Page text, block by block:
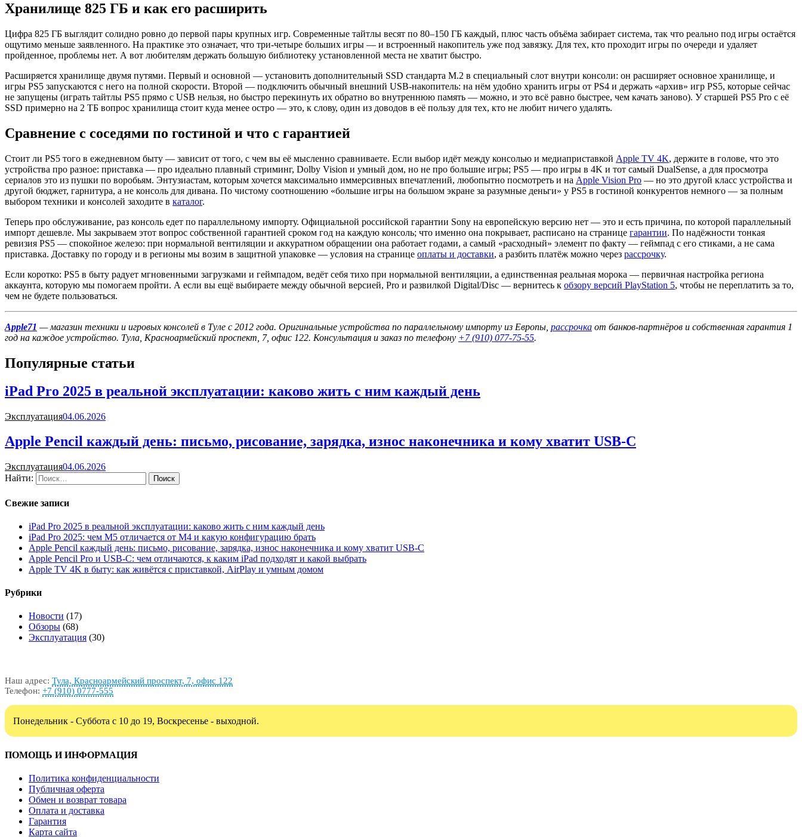
Хранилище 825 ГБ и как его расширить
Цифра 825 ГБ выглядит солидно ровно до первой пары крупных игр. Современные тайтлы весят по 80–150 ГБ каждый, плюс часть объёма забирает система, так что реально под игры остаётся
ощутимо меньше заявленного. На практике это означает, что три-четыре больших игры — и встроенный накопитель уже под завязку. Для тех, кто проходит игры по очереди и удаляет
пройденное, проблемы нет. А вот любителям держать большую библиотеку установленной места не хватит быстро.
Расширяется хранилище двумя путями. Первый и основной — установить дополнительный SSD стандарта M.2 в специальный слот внутри консоли: он расширяет основное хранилище, и
игры PS5 запускаются с него на полной скорости. Второй — подключить обычный внешний USB-накопитель: на нём удобно хранить игры от PS4 и держать «архив» игр PS5, которые сейчас
не запущены (играть тайтлы PS5 прямо с USB нельзя, но быстро перекинуть их обратно во внутреннюю память — можно, и это всё равно быстрее, чем качать заново). У старшей PS5 Pro с её
SSD примерно на 2 ТБ вопрос хранилища стоит куда менее остро — это, к слову, один из доводов в её пользу для тех, кто не любит ничего удалять.
Сравнение с соседями по гостиной и что с гарантией
Стоит ли PS5 того в ежедневном быту — зависит от того, с чем вы её мысленно сравниваете. Если выбор идёт между консолью и медиаприставкой Apple TV 4K, держите в голове, что это
устройства про разное: приставка — про идеально плавный стриминг, Dolby Vision и умный дом, но не про большие игры; PS5 — про игры в 4K и тот самый DualSense, а для просмотра
сериалов это из пушки по воробьям. Энтузиастам, которым хочется максимально иммерсивных впечатлений, любопытно посмотреть и на Apple Vision Pro — но это другой класс устройства и
другой бюджет, гарнитура, а не консоль для дивана. По чистому соотношению «большие игры на большом экране за разумные деньги» у PS5 в гостиной конкурентов немного — за полным
выбором техники и консолей заходите в каталог.
Теперь про обслуживание, раз консоль едет по параллельному импорту. Официальной российской гарантии Sony на европейскую версию нет — это и есть причина, по которой параллельный
импорт дешевле. Мы закрываем этот вопрос собственной гарантией сроком год на каждую консоль; что именно она покрывает, расписано на странице гарантии. По надёжности тонкая
ревизия PS5 — спокойное железо: при нормальной вентиляции и аккуратном обращении она работает годами, а самый «расходный» элемент по факту — геймпад с его стиками, а не сама
приставка. Доставку по городу и в регионы мы возим в защитной упаковке — условия на странице оплаты и доставки, а разбить платёж можно через рассрочку.
Если коротко: PS5 в быту радует мгновенными загрузками и геймпадом, ведёт себя тихо при нормальной вентиляции, а единственная реальная морока — первичная настройка региона
аккаунта, которую мы помогаем пройти. А если вы ещё выбираете между обычной версией, Pro и развилкой Digital/Disc — вернитесь к обзору версий PlayStation 5, чтобы не переплатить за то,
чем не будете пользоваться.
Apple71 — магазин техники и игровых консолей в Туле с 2012 года. Оригинальные устройства по параллельному импорту из Европы, рассрочка от банков-партнёров и собственная гарантия 1
год на каждое устройство. Тула, Красноармейский проспект, 7, офис 122. Консультация и заказ по телефону +7 (910) 077-75-55.
Популярные статьи
iPad Pro 2025 в реальной эксплуатации: каково жить с ним каждый день
Эксплуатация04.06.2026
Apple Pencil каждый день: письмо, рисование, зарядка, износ наконечника и кому хватит USB-C
Эксплуатация04.06.2026
Найти:
Свежие записи
iPad Pro 2025 в реальной эксплуатации: каково жить с ним каждый день
iPad Pro 2025: чем M5 отличается от M4 и какую конфигурацию брать
Apple Pencil каждый день: письмо, рисование, зарядка, износ наконечника и кому хватит USB-C
Apple Pencil Pro и USB-C: чем отличаются, к каким iPad подходят и какой выбрать
Apple TV 4K в быту: как живётся с приставкой, AirPlay и умным домом
Рубрики
Новости (17)
Обзоры (68)
Эксплуатация (30)
Наш адрес: Тула, Красноармейский проспект, 7, офис 122
Телефон: +7 (910) 0777-555
Понедельник - Суббота с 10 до 19, Воскресенье - выходной.
ПОМОЩЬ И ИНФОРМАЦИЯ
Политика конфиденциальности
Публичная оферта
Обмен и возврат товара
Оплата и доставка
Гарантия
Карта сайта